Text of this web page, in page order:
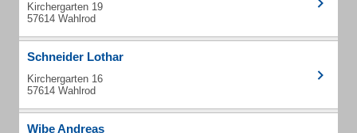
Kirchergarten 19
57614 Wahlrod
Schneider Lothar
Kirchergarten 16
57614 Wahlrod
Wibe Andreas